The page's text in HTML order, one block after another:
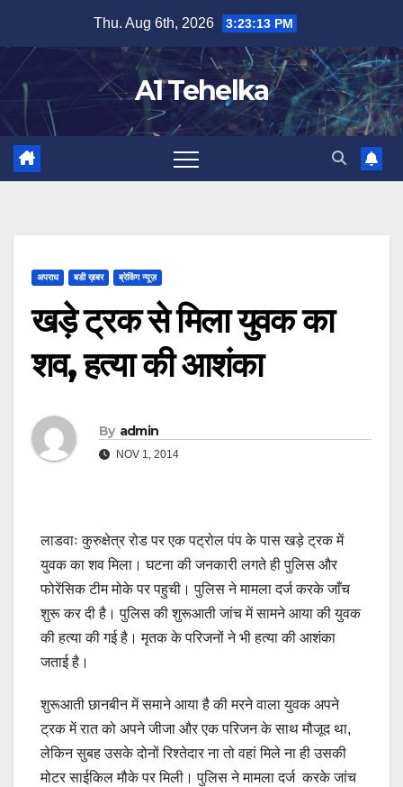
content
Thu. Aug 6th, 2026 3:23:14 PM
A1 Tehelka
अपराध बडी ख़बर ब्रेकिंग न्यूज़
खड़े ट्रक से मिला युवक का
शव, हत्या की आशंका
By admin
NOV 1, 2014
लाडवाः कुरुक्षेत्र रोड पर एक पट्रोल पंप के पास खड़े ट्रक में
युवक का शव मिला। घटना की जनकारी लगते ही पुलिस और
फोरेंसिक टीम मोके पर पहुची। पुलिस ने मामला दर्ज करके जाँच
शुरू कर दी है। पुलिस की शुरूआती जांच में सामने आया की युवक
की हत्या की गई है। मृतक के परिजनों ने भी हत्या की आशंका
जताई है।
शुरूआती छानबीन में समाने आया है की मरने वाला युवक अपने
ट्रक में रात को अपने जीजा और एक परिजन के साथ मौजूद था,
लेकिन सुबह उसके दोनों रिश्तेदार ना तो वहां मिले ना ही उसकी
मोटर साईकिल मौके पर मिली। पुलिस ने मामला दर्ज करके जांच